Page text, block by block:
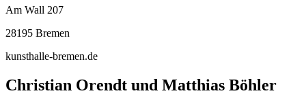
Am Wall 207
28195 Bremen
kunsthalle-bremen.de
Christian Orendt und Matthias Böhler